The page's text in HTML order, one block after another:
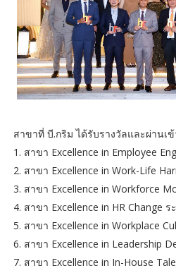
สาขาที่ บี.กริม ได้รับรางวัลและผ่านเ
1. สาขา Excellence in Employee
2. สาขา Excellence in Work-Life
3. สาขา Excellence in Workforce
4. สาขา Excellence in HR Change ร
5. สาขา Excellence in Workplace
6. สาขา Excellence in Leadership
7. สาขา Excellence in In-House